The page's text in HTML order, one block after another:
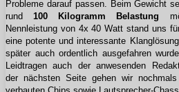
Probleme darauf passen. Beim Gewicht
rund100 Kilogramm Belastung
Nennleistung von 4x 40 Watt stand uns
eine potente und interessante
später auch ordentlich ausgefahren
Leidtragen auch der anwesenden
der nächsten Seite gehen wir